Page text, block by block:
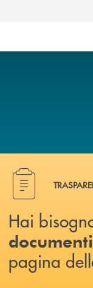
Hai bisogno di
Hai
documenti
pagina